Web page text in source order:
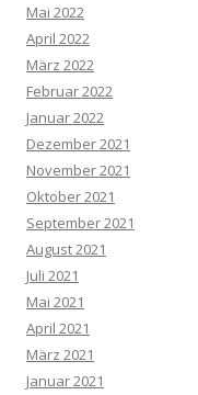
Mai 2022
April 2022
März 2022
Februar 2022
Januar 2022
Dezember 2021
November 2021
Oktober 2021
September 2021
August 2021
Juli 2021
Mai 2021
April 2021
März 2021
Januar 2021